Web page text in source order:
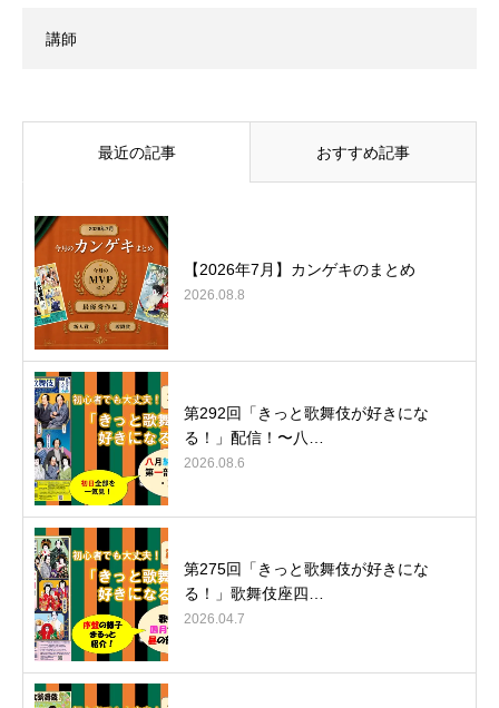
講師
最近の記事 おすすめ記事
【2026年7月】カンゲキのまとめ
2026.08.8
第292回「きっと歌舞伎が好きにな
る！」配信！〜八…
2026.08.6
第275回「きっと歌舞伎が好きにな
る！」歌舞伎座四…
2026.04.7